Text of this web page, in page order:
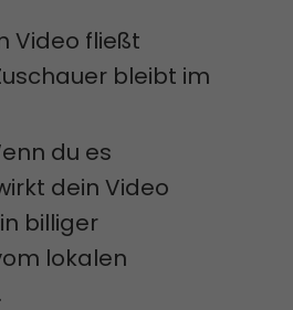
Video fließt
bleibt im
du es
dein Video
billiger
lokalen